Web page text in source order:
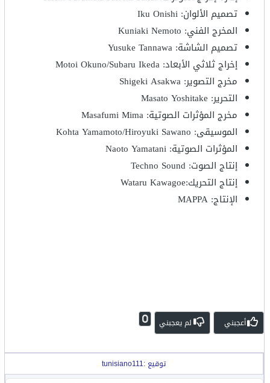
تصميم الألوان: Iku Onishi
المخرج الفني: Kuniaki Nemoto
تصميم الشاشة: Yusuke Tannawa
إخراج ثلاثي الأبعاد: Motoi Okuno/Subaru Ikeda
مخرج التصوير: Shigeki Asakwa
التحرير: Masato Yoshitake
مخرج المؤثرات الصوتية: Masafumi Mima
الموسيقى: Kohta Yamamoto/Hiroyuki Sawano
المؤثرات الصوتية: Naoto Yamatani
إنتاج الصوت: Techno Sound
إنتاج التحريك:Wataru Kawagoe
الإنتاج: MAPPA
أعجبني لم يعجبني 0
توقيع :tunisiano111